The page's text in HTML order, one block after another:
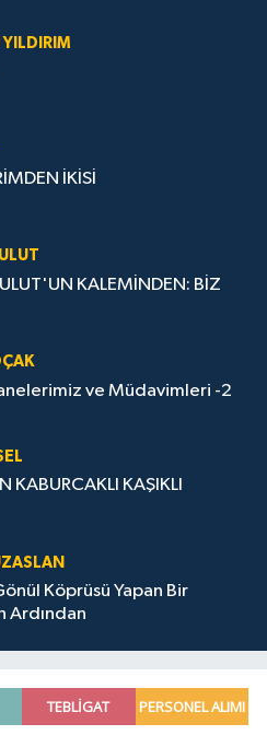
İKİSİ
KALEMİNDEN: BİZ
ve Müdavimleri -2
KABURCAKLI KAŞIKLI
Köprüsü Yapan Bir
Ardından